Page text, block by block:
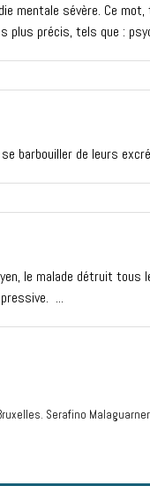
mentale sévère. Ce
plus précis, tels que :
barbouiller de leurs
le malade détruit
...
Serafino